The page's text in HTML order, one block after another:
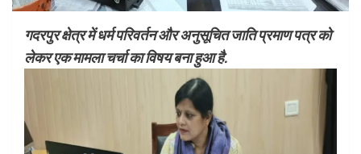
गदरपुर क्षेत्र में धर्म परिवर्तन और अनुसूचित जाति प्रमाण पत्र को
लेकर एक मामला चर्चा का विषय बना हुआ है.